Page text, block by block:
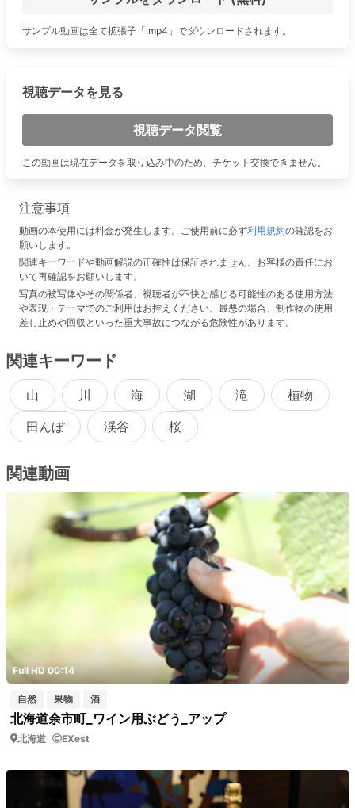
サンプル動画は全て拡張子「.mp4」でダウンロードされます。
視聴データを見る
視聴データ閲覧
この動画は現在データを取り込み中のため、チケット交換できません。
注意事項
動画の本使用には料金が発生します。ご使用前に必ず利用規約の確認をお
願いします。
関連キーワードや動画解説の正確性は保証されません。お客様の責任にお
いて再確認をお願いします。
写真の被写体やその関係者、視聴者が不快と感じる可能性のある使用方法
や表現・テーマでのご利用はお控えください。最悪の場合、制作物の使用
差し止めや回収といった重大事故につながる危険性があります。
関連キーワード
山 川 海 湖 滝
植物
田んぼ
渓谷 桜
関連動画
Full HD 00:14
自然 果物 酒
北海道余市町_ワイン用ぶどう_アップ
北海道 EXest